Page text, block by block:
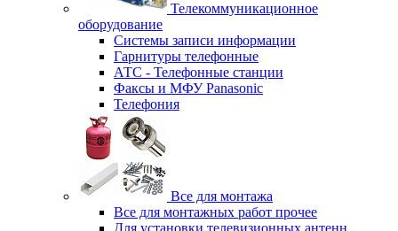
Телекоммуникационное
оборудование
Системы записи информации
Гарнитуры телефонные
АТС - Телефонные станции
Факсы и МФУ Panasonic
Телефония
Все для монтажа
Все для монтажных работ прочее
Для установки телевизионных антенн